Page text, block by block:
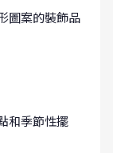
圖案的裝飾品
和季節性擺